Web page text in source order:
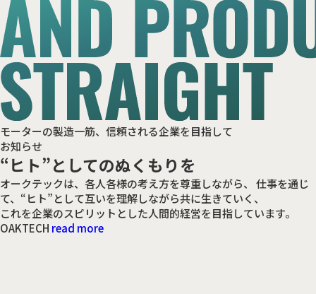
モーターの製造一筋、信頼される企業を目指して
お知らせ
“ヒト”としてのぬくもりを
オークテックは、各人各様の考え方を尊重しながら、
仕事を通じ
て、“ヒト”として互いを理解しながら共に生きていく、
これを企業のスピリットとした人間的経営を目指しています。
OAKTECH read more